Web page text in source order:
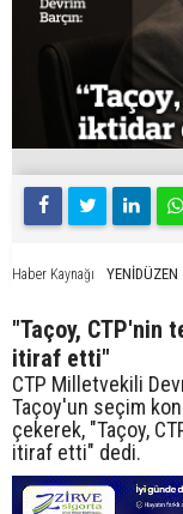
Haber Kaynağı YENİDÜZEN
"Taçoy, CTP'nin
itiraf etti"
CTP Milletvekili
Taçoy'un seçim
çekerek, "Taçoy,
itiraf etti" dedi.